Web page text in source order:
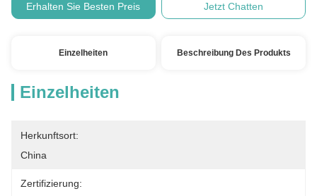
Erhalten Sie Besten Preis Jetzt Chatten
Einzelheiten Beschreibung Des Produkts
Einzelheiten
Herkunftsort:
China
Zertifizierung: